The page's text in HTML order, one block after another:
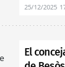
25/12/2025
El